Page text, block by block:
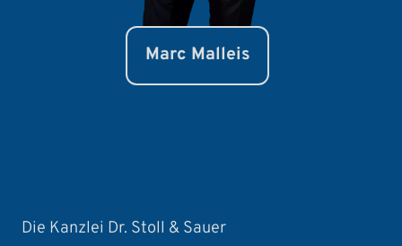
Marc Malleis
Die Kanzlei Dr. Stoll & Sauer